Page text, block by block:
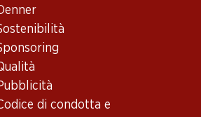
di condotta e
AOC